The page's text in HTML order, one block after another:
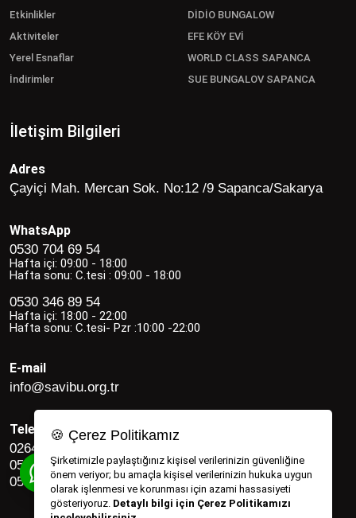
Etkinlikler
Aktiviteler
Yerel Esnaflar
İndirimler
DİDİO BUNGALOW
EFE KÖY EVİ
WORLD CLASS SAPANCA
SUE BUNGALOV SAPANCA
İletişim Bilgileri
Adres
Çayiçi Mah. Mercan Sok. No:12 /9 Sapanca/Sakarya
WhatsApp
0530 704 69 54
Hafta içi: 09:00 - 18:00
Hafta sonu: C.tesi : 09:00 - 18:00
0530 346 89 54
Hafta içi: 18:00 - 22:00
Hafta sonu: C.tesi- Pzr :10:00 -22:00
E-mail
info@savibu.org.tr
Telefon
0264 582 12 17
0530 346 89 54
0530 704 69 54
🍪 Çerez Politikamız
Şirketimizle paylaştığınız kişisel verilerinizin güvenliğine
önem veriyor; bu amaçla kişisel verilerinizin hukuka uygun
olarak işlenmesi ve korunması için azami hassasiyeti
gösteriyoruz. Detaylı bilgi için Çerez Politikamızı